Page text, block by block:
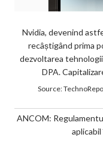
Nvidia, devenind
recâștigând prima
dezvoltarea
DPA.
Source:
ANCOM: